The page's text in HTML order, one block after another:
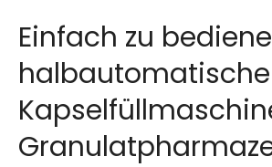
Einfach zu
halbautomatische